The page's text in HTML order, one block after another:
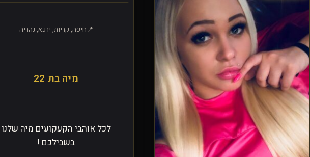
חיפה, קריות, ירכא, נהריה
מיה בת 22
לכל אוהבי הקעקועים מיה שלנו
בשבילכם !